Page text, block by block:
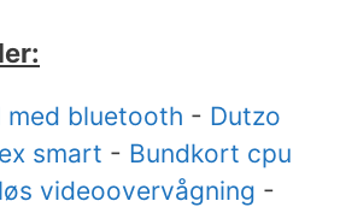
med bluetooth - Dutzo
smart - Bundkort cpu
videoovervågning -